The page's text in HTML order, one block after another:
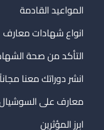
المواعيد القادمة
انواع شهادات معارف
التأكد من صحة
انشر دوراتك معنا مجاناً
معارف على
ابرز المؤثرين